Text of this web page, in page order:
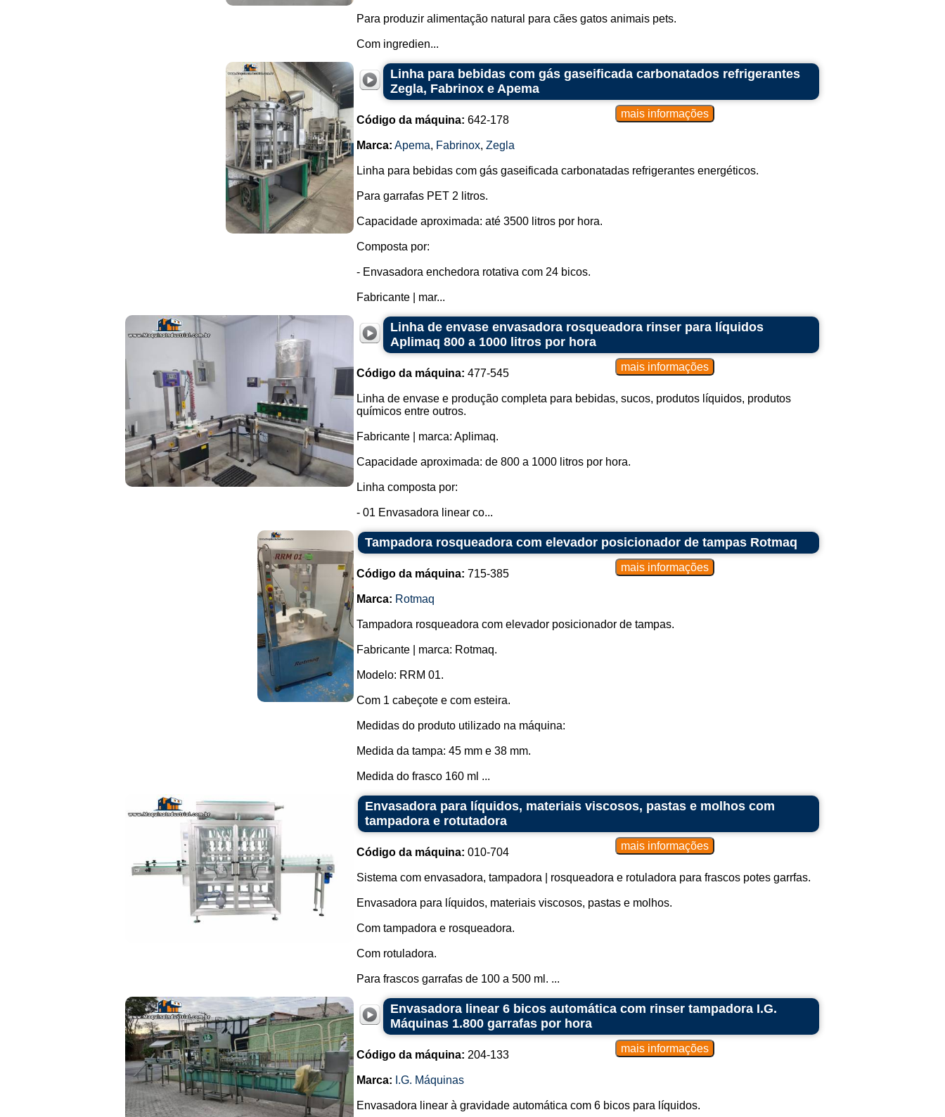
Para produzir alimentação natural para cães gatos animais pets.
Com ingredien...
Linha para bebidas com gás gaseificada carbonatados refrigerantes
Zegla, Fabrinox e Apema
Código da máquina: 642-178
Marca: Apema, Fabrinox, Zegla
Linha para bebidas com gás gaseificada carbonatadas refrigerantes energéticos.
Para garrafas PET 2 litros.
Capacidade aproximada: até 3500 litros por hora.
Composta por:
- Envasadora enchedora rotativa com 24 bicos.
Fabricante | mar...
Linha de envase envasadora rosqueadora rinser para líquidos
Aplimaq 800 a 1000 litros por hora
Código da máquina: 477-545
Linha de envase e produção completa para bebidas, sucos, produtos líquidos, produtos
químicos entre outros.
Fabricante | marca: Aplimaq.
Capacidade aproximada: de 800 a 1000 litros por hora.
Linha composta por:
- 01 Envasadora linear co...
Tampadora rosqueadora com elevador posicionador de tampas Rotmaq
Código da máquina: 715-385
Marca: Rotmaq
Tampadora rosqueadora com elevador posicionador de tampas.
Fabricante | marca: Rotmaq.
Modelo: RRM 01.
Com 1 cabeçote e com esteira.
Medidas do produto utilizado na máquina:
Medida da tampa: 45 mm e 38 mm.
Medida do frasco 160 ml ...
Envasadora para líquidos, materiais viscosos, pastas e molhos com
tampadora e rotutadora
Código da máquina: 010-704
Sistema com envasadora, tampadora | rosqueadora e rotuladora para frascos potes garrfas.
Envasadora para líquidos, materiais viscosos, pastas e molhos.
Com tampadora e rosqueadora.
Com rotuladora.
Para frascos garrafas de 100 a 500 ml. ...
Envasadora linear 6 bicos automática com rinser tampadora I.G.
Máquinas 1.800 garrafas por hora
Código da máquina: 204-133
Marca: I.G. Máquinas
Envasadora linear à gravidade automática com 6 bicos para líquidos.